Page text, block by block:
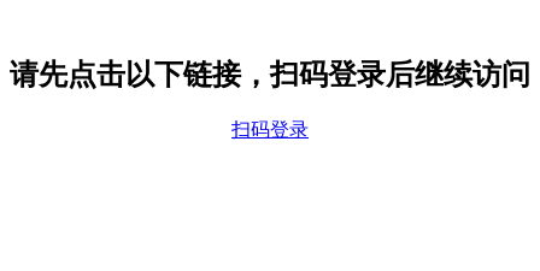
请先点击以下链接，扫码登录后继续访问
扫码登录